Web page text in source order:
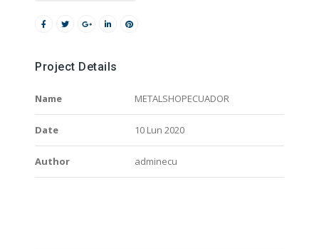
Project Details
Name METALSHOPECUADOR
Date 10 Lun 2020
Author adminecu